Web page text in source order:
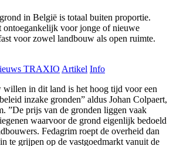
in België is totaal buiten proportie.
voor jonge of nieuwe
voor zowel landbouw als open ruimte.
TRAXIO Artikel Info
in dit land is het hoog tijd voor een
inzake gronden” aldus Johan Colpaert,
”De prijs van de gronden liggen vaak
waarvoor de grond eigenlijk bedoeld
Fedagrim roept de overheid dan
te grijpen op de vastgoedmarkt vanuit de